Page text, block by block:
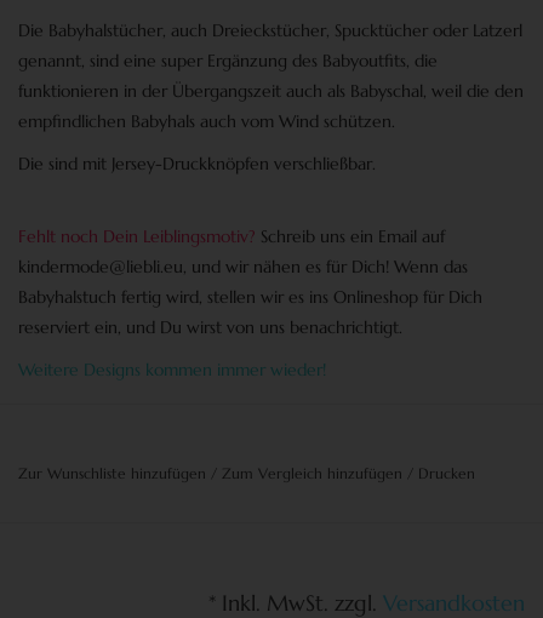
Die Babyhalstücher, auch Dreieckstücher, Spucktücher oder Latzerl
genannt, sind eine super Ergänzung des Babyoutfits, die
funktionieren in der Übergangszeit auch als Babyschal, weil die den
empfindlichen Babyhals auch vom Wind schützen.
Die sind mit Jersey-Druckknöpfen verschließbar.
Fehlt noch Dein Leiblingsmotiv? Schreib uns ein Email auf
kindermode@liebli.eu, und wir nähen es für Dich! Wenn das
Babyhalstuch fertig wird, stellen wir es ins Onlineshop für Dich
reserviert ein, und Du wirst von uns benachrichtigt.
Weitere Designs kommen immer wieder!
Zur Wunschliste hinzufügen Zum Vergleich hinzufügen Drucken
* Inkl. MwSt. zzgl. Versandkosten